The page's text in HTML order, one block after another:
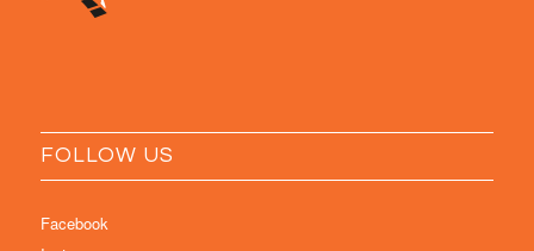
FOLLOW US
Facebook